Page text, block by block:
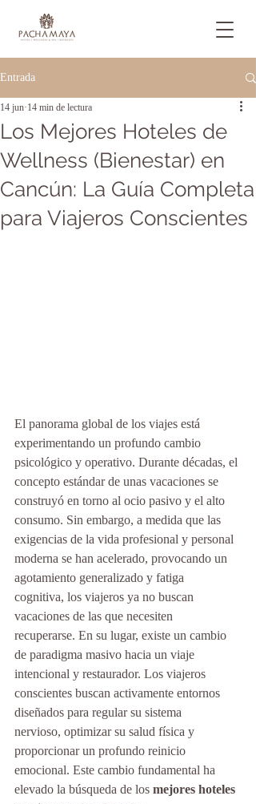
Entrada
Los Mejores Hoteles de
Wellness (Bienestar) en
Cancún: La Guía Completa
para Viajeros Conscientes
14 jun 14 min de lectura
El panorama global de los viajes está
experimentando un profundo cambio
psicológico y operativo. Durante décadas, el
concepto estándar de unas vacaciones se
construyó en torno al ocio pasivo y el alto
consumo. Sin embargo, a medida que las
exigencias de la vida profesional y personal
moderna se han acelerado, provocando un
agotamiento generalizado y fatiga
cognitiva, los viajeros ya no buscan
vacaciones de las que necesiten
recuperarse. En su lugar, existe un cambio
de paradigma masivo hacia un viaje
intencional y restaurador. Los viajeros
conscientes buscan activamente entornos
diseñados para regular su sistema
nervioso, optimizar su salud física y
proporcionar un profundo reinicio
emocional. Este cambio fundamental ha
elevado la búsqueda de los mejores hoteles